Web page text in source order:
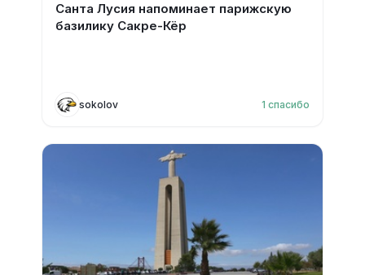
Санта Лусия напоминает парижскую
базилику Сакре-Кёр
sokolov 1 спасибо